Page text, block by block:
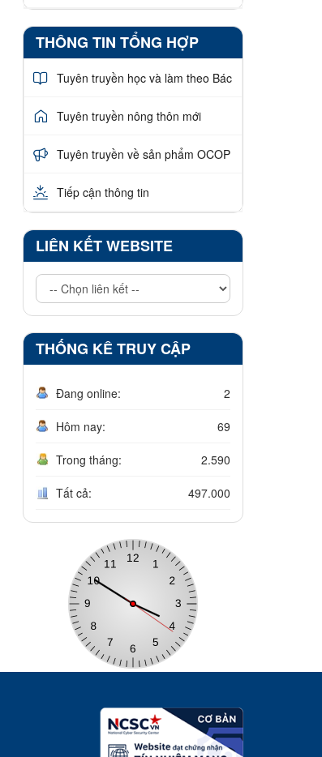
THÔNG TIN TỔNG HỢP
Tuyên truyền học và làm theo Bác
Tuyên truyền nông thôn mới
Tuyên truyền về sản phẩm OCOP
Tiếp cận thông tin
LIÊN KẾT WEBSITE
THỐNG KÊ TRUY CẬP
Đang online: 2
Hôm nay: 69
Trong tháng: 2.590
Tất cả: 497.000